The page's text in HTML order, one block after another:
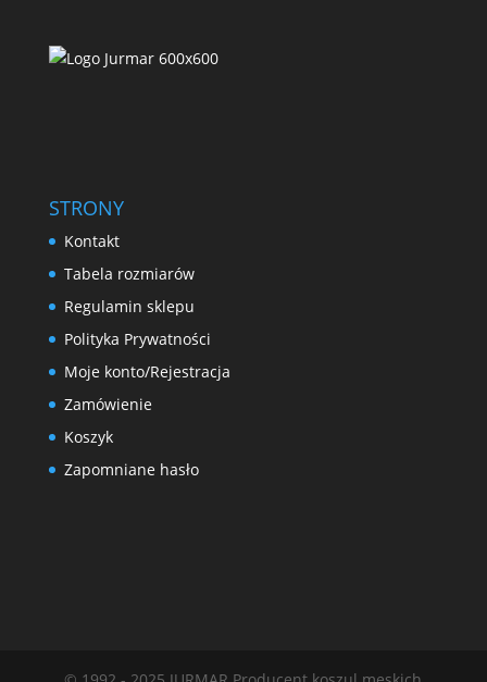
STRONY
Kontakt
Tabela rozmiarów
Regulamin sklepu
Polityka Prywatności
Moje konto/Rejestracja
Zamówienie
Koszyk
Zapomniane hasło